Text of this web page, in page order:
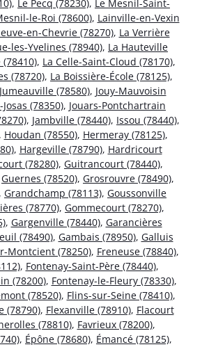
, Le Pecq (78230), Le Mesnil-Saint-
le-Roi (78600), Lainville-en-Vexin
en-Chevrie (78270), La Verrière
les-Yvelines (78940), La Hauteville
(78410), La Celle-Saint-Cloud (78170),
(78720), La Boissière-École (78125),
Jumeauville (78580), Jouy-Mauvoisin
Josas (78350), Jouars-Pontchartrain
, Jambville (78440), Issou (78440),
Houdan (78550), Hermeray (78125),
, Hargeville (78790), Hardricourt
(78280), Guitrancourt (78440),
Guernes (78520), Grosrouvre (78490),
, Grandchamp (78113), Goussonville
(78770), Gommecourt (78270),
, Gargenville (78440), Garancières
(78490), Gambais (78950), Galluis
Montcient (78250), Freneuse (78840),
, Fontenay-Saint-Père (78440),
(78200), Fontenay-le-Fleury (78330),
(78520), Flins-sur-Seine (78410),
(78790), Flexanville (78910), Flacourt
(78810), Favrieux (78200),
, Épône (78680), Émancé (78125),